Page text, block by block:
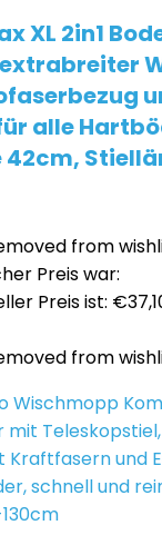
XL 2in1
alle
from
Preis war:
Preis ist:
from